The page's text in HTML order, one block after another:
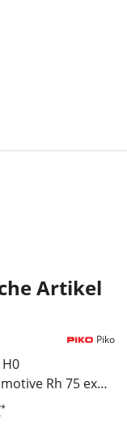
Artikel
Rh 75 ex
- Sound Version
*
Piko